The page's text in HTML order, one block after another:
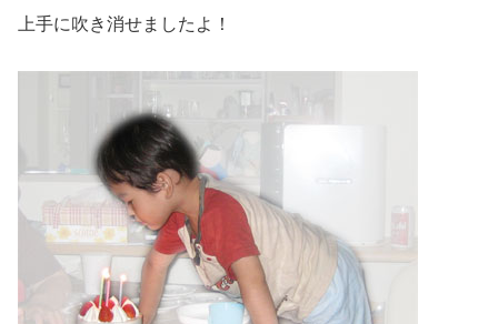
上手に吹き消せましたよ！